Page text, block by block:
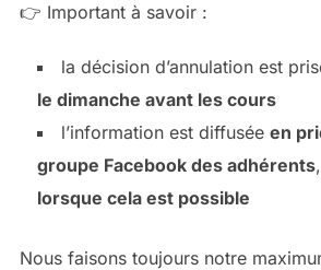
👉 Important à savoir :
la décision d’annulation est
le dimanche avant les cours
l’information est diffusée en
groupe Facebook des adhérents
lorsque cela est possible
Nous faisons toujours notre